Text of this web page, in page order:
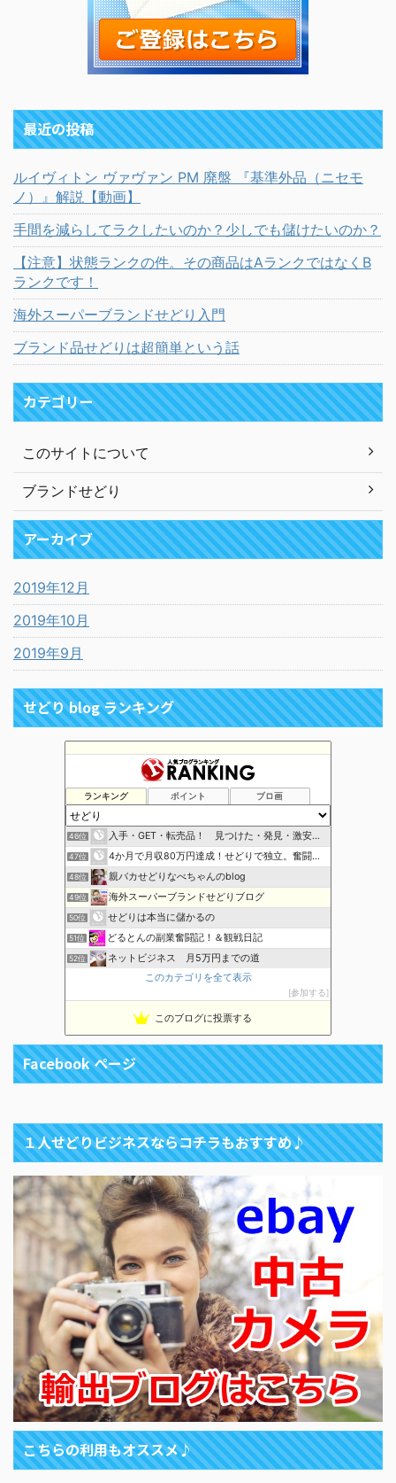
最近の投稿
ルイヴィトン ヴァヴァン PM 廃盤 『基準外品（ニセモ
ノ）』解説【動画】
手間を減らしてラクしたいのか？少しでも儲けたいのか？
【注意】状態ランクの件。その商品はAランクではなくB
ランクです！
海外スーパーブランドせどり入門
ブランド品せどりは超簡単という話
カテゴリー
このサイトについて
ブランドせどり
アーカイブ
2019年12月
2019年10月
2019年9月
せどり blog ランキング
ランキング ポイント ブロ画
42位 日々ぐだぐだ
【学生せどらーの目指せ月収30万】
44位 サニー(小澤太陽)の転売日記
45位
46位 入手・GET・転売品！ 見つけた・発見・激安品！
47位 4か月で月収80万円達成！せどりで独立。奮闘の日々
48位 親バカせどりなべちゃんのblog
49位 海外スーパーブランドせどりブログ
50位 せどりは本当に儲かるの
51位 どるとんの副業奮闘記！＆観戦日記
52位 ネットビジネス 月5万円までの道
目指せ！金持ち社長！
54位 まんが大好きアラサーオタク主婦
はじめようネットビジネス
脱年金マガジン
このカテゴリを全て表示
参加する
このブログに投票する
Facebook ページ
１人せどりビジネスならコチラもおすすめ♪
こちらの利用もオススメ♪